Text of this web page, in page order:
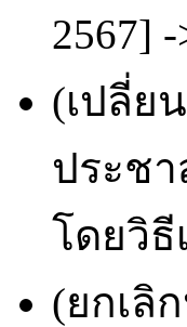
2567] -
(เปลี่ย
ประช
โดยวิธี
(ยกเลิ